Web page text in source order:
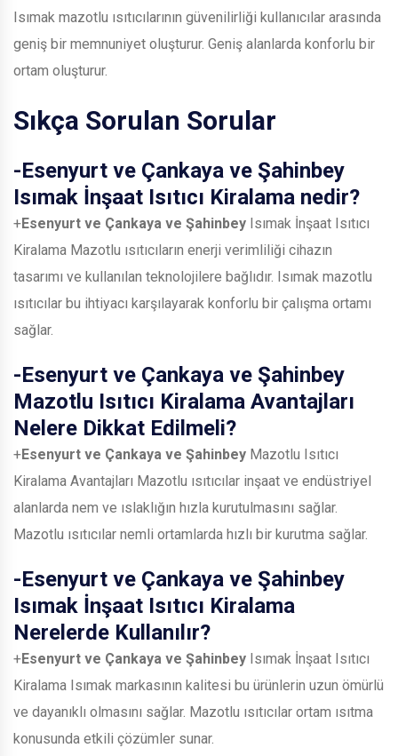
Isımak mazotlu ısıtıcılarının güvenilirliği kullanıcılar arasında
geniş bir memnuniyet oluşturur. Geniş alanlarda konforlu bir
ortam oluşturur.
Sıkça Sorulan Sorular
-Esenyurt ve Çankaya ve Şahinbey
Isımak İnşaat Isıtıcı Kiralama nedir?
+Esenyurt ve Çankaya ve Şahinbey Isımak İnşaat Isıtıcı
Kiralama Mazotlu ısıtıcıların enerji verimliliği cihazın
tasarımı ve kullanılan teknolojilere bağlıdır. Isımak mazotlu
ısıtıcılar bu ihtiyacı karşılayarak konforlu bir çalışma ortamı
sağlar.
-Esenyurt ve Çankaya ve Şahinbey
Mazotlu Isıtıcı Kiralama Avantajları
Nelere Dikkat Edilmeli?
+Esenyurt ve Çankaya ve Şahinbey Mazotlu Isıtıcı
Kiralama Avantajları Mazotlu ısıtıcılar inşaat ve endüstriyel
alanlarda nem ve ıslaklığın hızla kurutulmasını sağlar.
Mazotlu ısıtıcılar nemli ortamlarda hızlı bir kurutma sağlar.
-Esenyurt ve Çankaya ve Şahinbey
Isımak İnşaat Isıtıcı Kiralama
Nerelerde Kullanılır?
+Esenyurt ve Çankaya ve Şahinbey Isımak İnşaat Isıtıcı
Kiralama Isımak markasının kalitesi bu ürünlerin uzun ömürlü
ve dayanıklı olmasını sağlar. Mazotlu ısıtıcılar ortam ısıtma
konusunda etkili çözümler sunar.